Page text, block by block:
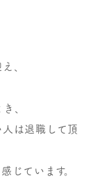
、
、
は退職して頂
じています。